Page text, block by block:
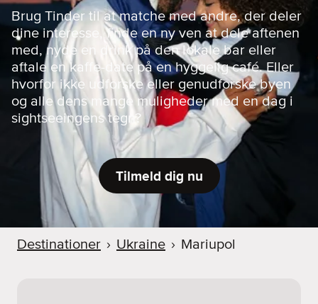
Brug Tinder til at matche med andre, der deler
dine interesse, finde en ny ven at dele aftenen
med, nyde en drink på den lokale bar eller
aftale en kaffe-date på en hyggelig café. Eller
hvorfor ikke udforske eller genudforske byen
og alle dens mange muligheder med en dag i
sightseeingens tegn?
Tilmeld dig nu
Destinationer › Ukraine › Mariupol